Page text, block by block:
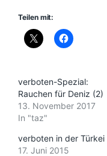
Teilen mit:
verboten-Spezial:
Rauchen für Deniz (2)
13. November 2017
In "taz"
verboten in der Türkei
17. Juni 2015